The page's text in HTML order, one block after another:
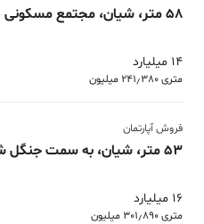
14 میلیارد
متری 241٫380 میلیون
فروش آپارتمان
53 متر، شیان، به سمت جنگل شیان
16 میلیارد
متری 301٫890 میلیون